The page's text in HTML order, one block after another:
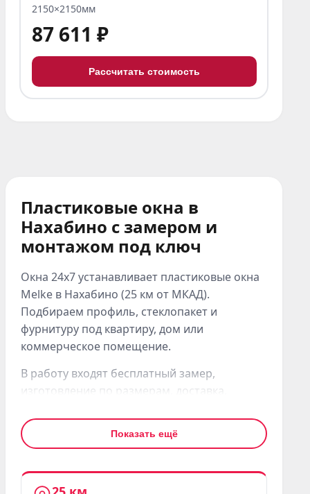
2150×2150мм
87 611 ₽
Рассчитать стоимость
Пластиковые окна в
Нахабино с замером и
монтажом под ключ
Окна 24x7 устанавливает пластиковые окна
Melke в Нахабино (25 км от МКАД).
Подбираем профиль, стеклопакет и
фурнитуру под квартиру, дом или
коммерческое помещение.
В работу входят бесплатный замер,
изготовление по размерам, доставка,
монтаж. После установки проверяем
створки, фурнитуру и герметичность швов.
Для квартир в Нахабино чаще выбирают
Melke Lite'70, Smart Ultra или Evolution. Для
Показать ещё